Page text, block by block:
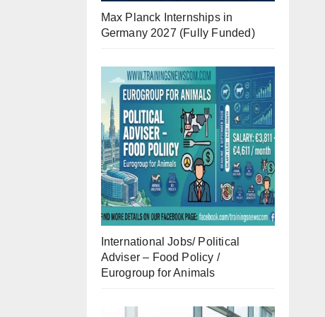
Max Planck Internships in
Germany 2027 (Fully Funded)
International Jobs/ Political
Adviser – Food Policy /
Eurogroup for Animals